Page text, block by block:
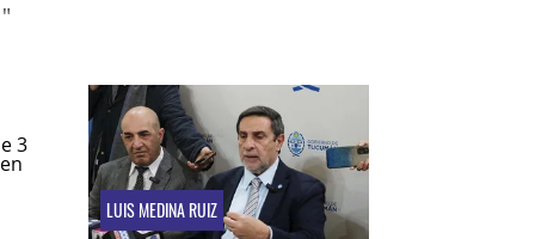
LUIS MEDINA RUIZ